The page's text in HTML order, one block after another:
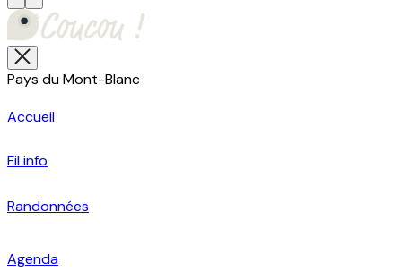
Pays du Mont-Blanc
Accueil
Fil info
Randonnées
Agenda